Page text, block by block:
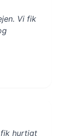
Vi fik
fik hurtigt